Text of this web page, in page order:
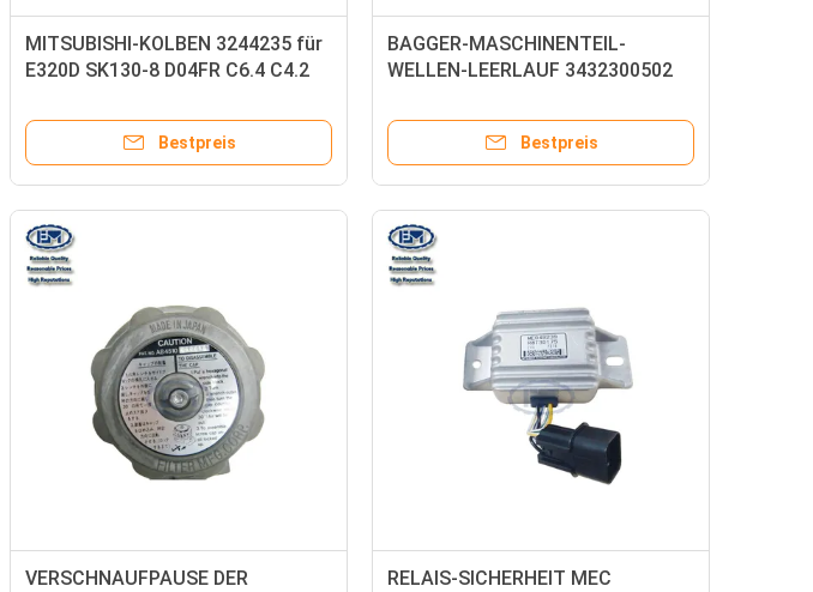
MITSUBISHI-KOLBEN 3244235 für
E320D SK130-8 D04FR C6.4 C4.2
Bestpreis
BAGGER-MASCHINENTEIL-
WELLEN-LEERLAUF 3432300502
Bestpreis
VERSCHNAUFPAUSE DER
RELAIS-SICHERHEIT MEC